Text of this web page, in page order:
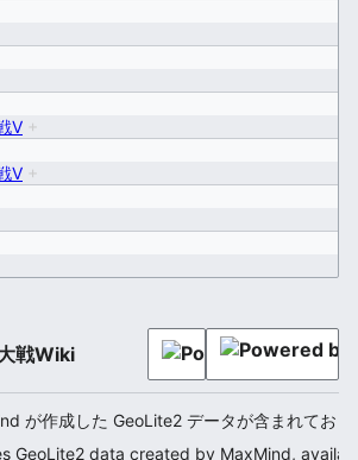
V +
V +
戦Wiki
が作成した GeoLite2 データが含まれてお
GeoLite2 data created by MaxMind,